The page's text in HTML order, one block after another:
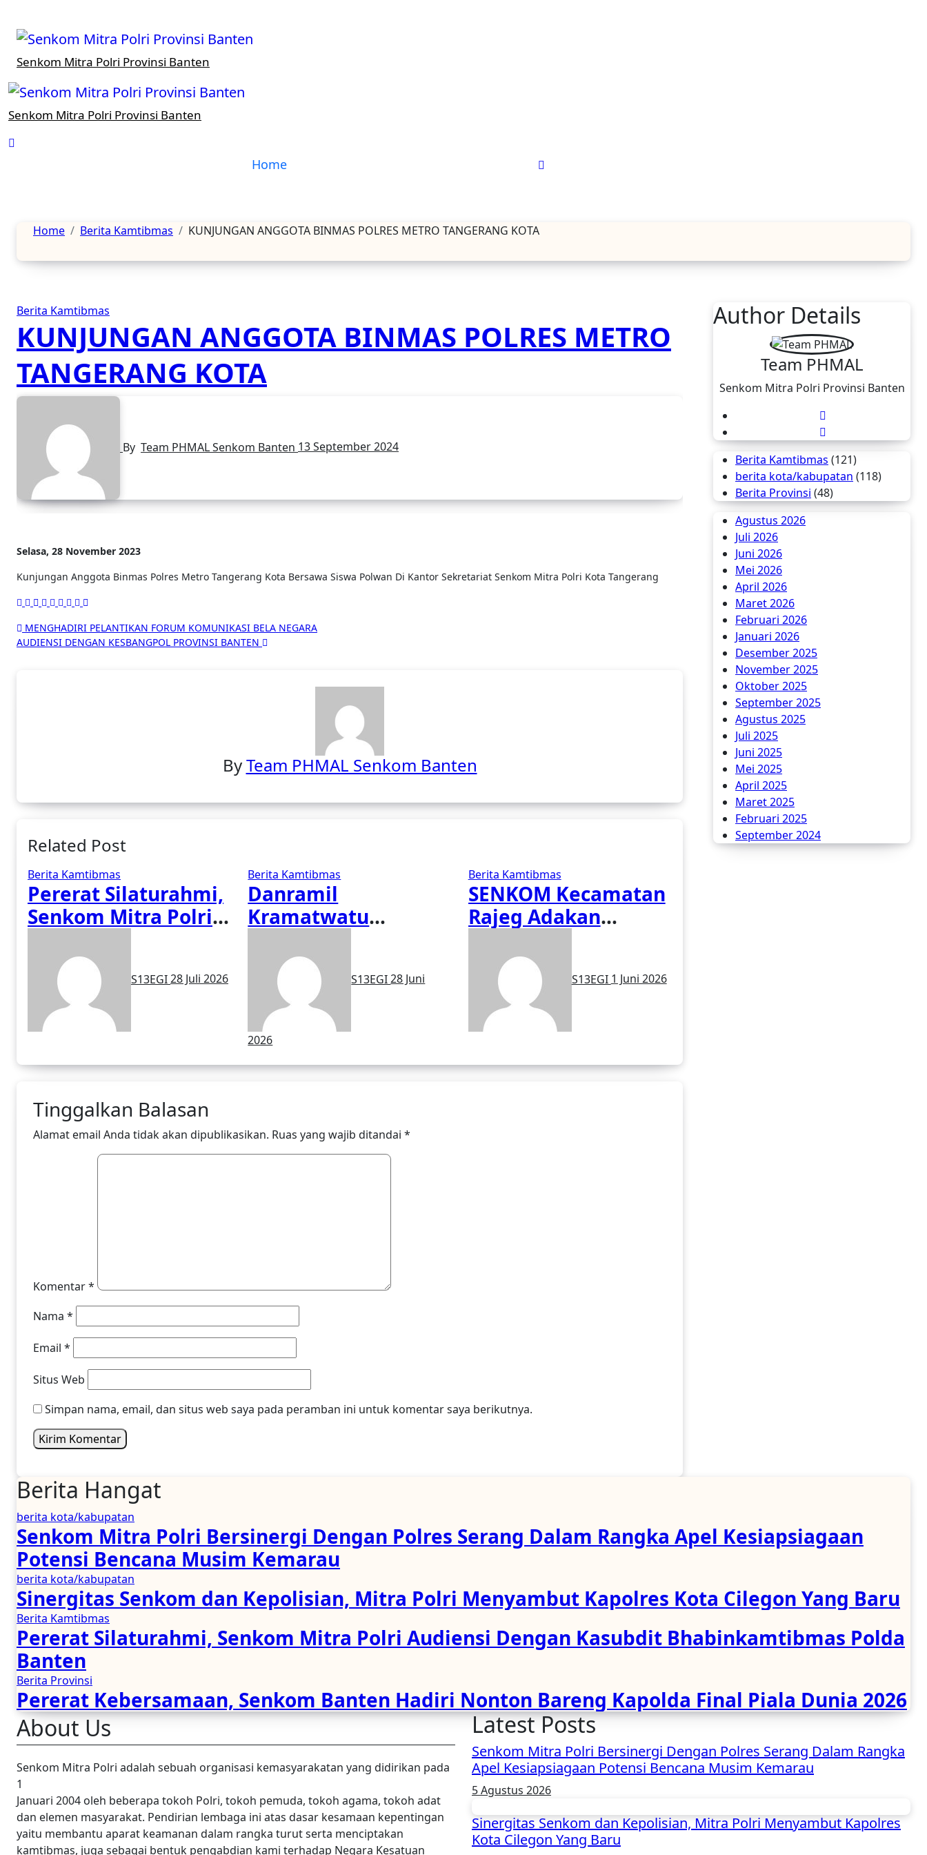
konten
Senkom Mitra Polri Provinsi Banten
Senkom Mitra Polri Provinsi Banten
Home
Home Berita Kamtibmas KUNJUNGAN ANGGOTA BINMAS POLRES METRO TANGERANG KOTA
Berita Kamtibmas
KUNJUNGAN ANGGOTA BINMAS POLRES METRO
TANGERANG KOTA
By Team PHMAL Senkom Banten 13 September 2024
Selasa, 28 November 2023
Kunjungan Anggota Binmas Polres Metro Tangerang Kota Bersawa Siswa Polwan Di Kantor Sekretariat Senkom Mitra Polri Kota Tangerang
Navigasi
MENGHADIRI PELANTIKAN FORUM KOMUNIKASI BELA NEGARA
AUDIENSI DENGAN KESBANGPOL PROVINSI BANTEN
ByTeam PHMAL Senkom Banten
Related Post
Berita Kamtibmas
Pererat Silaturahmi,
Senkom Mitra Polri
Kasubdit
Bhabinkamtibmas
Polda Banten
S13EGI28 Juli 2026
Berita Kamtibmas
Danramil
Kramatwatu
Aktif Senkom Mitra
Polri
S13EGI28 Juni
2026
Berita Kamtibmas
SENKOM Kecamatan
Rajeg Adakan
Bulanan
S13EGI 1 Juni 2026
Tinggalkan Balasan
Alamat email Anda tidak akan dipublikasikan. Ruas yang wajib ditandai *
Komentar*
Nama *
Email *
Situs Web
Simpan nama, email, dan situs web saya pada peramban ini untuk komentar saya berikutnya.
Author Details
Team PHMAL
Senkom Mitra Polri Provinsi Banten
Berita Kamtibmas (121)
berita kota/kabupatan (118)
Berita Provinsi (48)
Agustus 2026
Juli 2026
Juni 2026
Mei 2026
April 2026
Maret 2026
Februari 2026
Januari 2026
Desember 2025
November 2025
Oktober 2025
September 2025
Agustus 2025
Juli 2025
Juni 2025
Mei 2025
April 2025
Maret 2025
Februari 2025
September 2024
Berita Hangat
berita kota/kabupatan
Senkom Mitra Polri Bersinergi Dengan Polres Serang Dalam Rangka Apel Kesiapsiagaan
Potensi Bencana Musim Kemarau
berita kota/kabupatan
Sinergitas Senkom dan Kepolisian, Mitra Polri Menyambut Kapolres Kota Cilegon Yang Baru
Berita Kamtibmas
Pererat Silaturahmi, Senkom Mitra Polri Audiensi Dengan Kasubdit Bhabinkamtibmas Polda
Banten
Berita Provinsi
Pererat Kebersamaan, Senkom Banten Hadiri Nonton Bareng Kapolda Final Piala Dunia 2026
About Us
Senkom Mitra Polri adalah sebuah organisasi kemasyarakatan yang didirikan pada
1
Januari 2004 oleh beberapa tokoh Polri, tokoh pemuda, tokoh agama, tokoh adat
dan elemen masyarakat. Pendirian lembaga ini atas dasar kesamaan kepentingan
yaitu membantu aparat keamanan dalam rangka turut serta menciptakan
kamtibmas, juga sebagai bentuk pengabdian kami terhadap Negara Kesatuan
Latest Posts
Senkom Mitra Polri Bersinergi Dengan Polres Serang Dalam Rangka
Apel Kesiapsiagaan Potensi Bencana Musim Kemarau
5 Agustus 2026
Sinergitas Senkom dan Kepolisian, Mitra Polri Menyambut Kapolres
Kota Cilegon Yang Baru